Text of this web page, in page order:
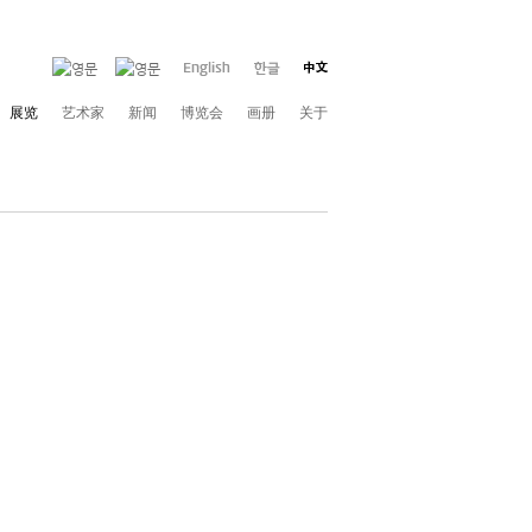
展览 艺术家 新闻 博览会 画册 关于